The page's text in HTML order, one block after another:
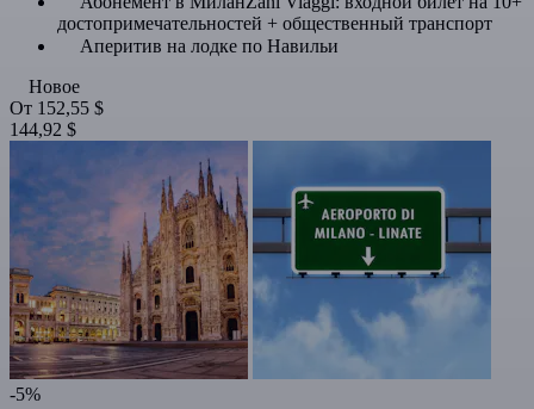
достопримечательностей + общественный транспорт
Аперитив на лодке по Навильи
Новое
От 152,55 $
144,92 $
-5%